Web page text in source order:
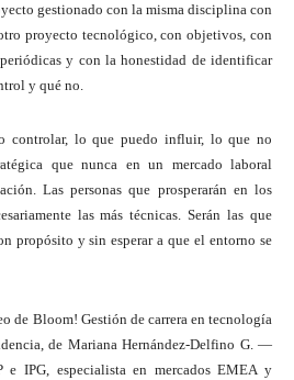
gestionado con la misma disciplina con
proyecto tecnológico, con objetivos, con
y con la honestidad de identificar
y qué no.
controlar, lo que puedo influir, lo que no
que nunca en un mercado laboral
Las personas que prosperarán en los
las más técnicas. Serán las que
propósito y sin esperar a que el entorno se
de Bloom! Gestión de carrera en tecnología
de Mariana Hernández-Delfino G. —
e IPG, especialista en mercados EMEA y